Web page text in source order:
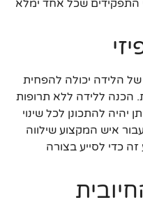
התפקידים שכל אחד ימלא
הלידה יכולה להפחית
הכנה ללידה ללא תרופות
להתכונן לכל שינוי
איש המקצוע שילווה
כדי לסייע בצורה